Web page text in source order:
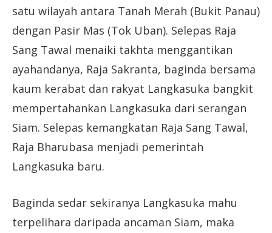
satu wilayah antara Tanah Merah (Bukit Panau)
dengan Pasir Mas (Tok Uban). Selepas Raja
Sang Tawal menaiki takhta menggantikan
ayahandanya, Raja Sakranta, baginda bersama
kaum kerabat dan rakyat Langkasuka bangkit
mempertahankan Langkasuka dari serangan
Siam. Selepas kemangkatan Raja Sang Tawal,
Raja Bharubasa menjadi pemerintah
Langkasuka baru.
Baginda sedar sekiranya Langkasuka mahu
terpelihara daripada ancaman Siam, maka